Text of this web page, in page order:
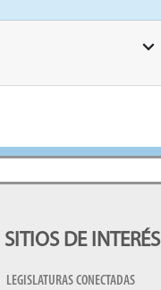
SITIOS DE INTERÉS
LEGISLATURAS CONECTADAS